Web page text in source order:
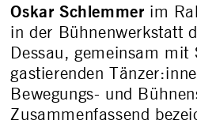
Oskar Schlemmer im
in der Bühnenwerkstatt
Dessau, gemeinsam mit
gastierenden
Bewegungs- und
Zusammenfassend